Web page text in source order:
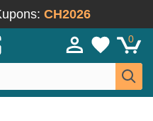
CH2026
0